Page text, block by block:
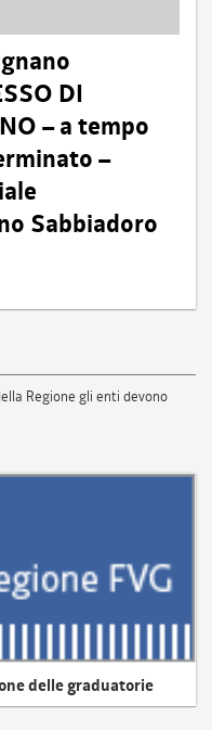
DI
– a tempo
–
Sabbiadoro
Regione gli enti devono
delle graduatorie